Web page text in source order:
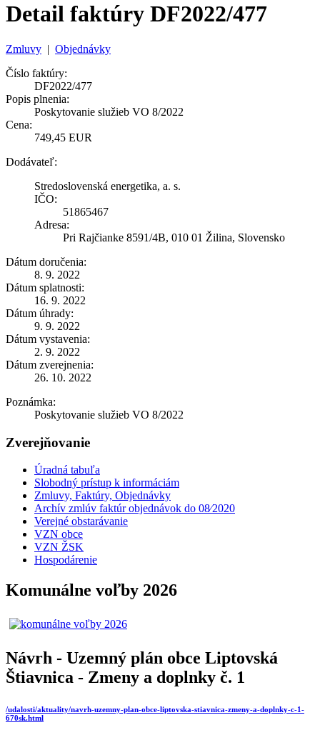
Detail faktúry DF2022/477
Zmluvy | Objednávky
Číslo faktúry:
DF2022/477
Popis plnenia:
Poskytovanie služieb VO 8/2022
Cena:
749,45 EUR
Dodávateľ:
Stredoslovenská energetika, a. s.
IČO:
51865467
Adresa:
Pri Rajčianke 8591/4B, 010 01 Žilina, Slovensko
Dátum doručenia:
8. 9. 2022
Dátum splatnosti:
16. 9. 2022
Dátum úhrady:
9. 9. 2022
Dátum vystavenia:
2. 9. 2022
Dátum zverejnenia:
26. 10. 2022
Poznámka:
Poskytovanie služieb VO 8/2022
Zverejňovanie
Úradná tabuľa
Slobodný prístup k informáciám
Zmluvy, Faktúry, Objednávky
Archív zmlúv faktúr objednávok do 08⁄2020
Verejné obstarávanie
VZN obce
VZN ŽSK
Hospodárenie
Komunálne voľby 2026
Návrh - Uzemný plán obce Liptovská
Štiavnica - Zmeny a doplnky č. 1
/udalosti/aktuality/navrh-uzemny-plan-obce-liptovska-stiavnica-zmeny-a-doplnky-c-1-
670sk.html